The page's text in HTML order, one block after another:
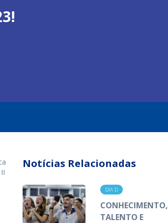
Notícias Relacionadas
DIA D
CONHECIMENTO,
TALENTO E